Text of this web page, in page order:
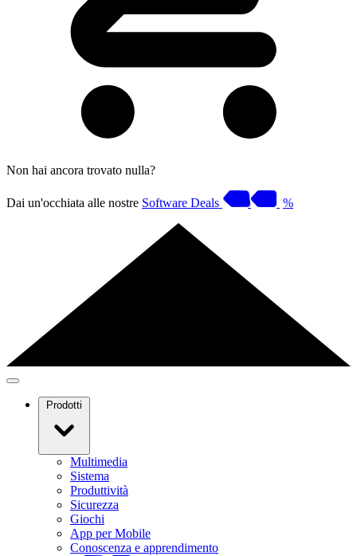
Non hai ancora trovato nulla?
Dai un'occhiata alle nostre Software Deals %
Prodotti
Multimedia
Sistema
Produttività
Sicurezza
Giochi
App per Mobile
Conoscenza e apprendimento